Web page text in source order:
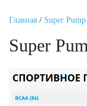
Главная / Super
Super